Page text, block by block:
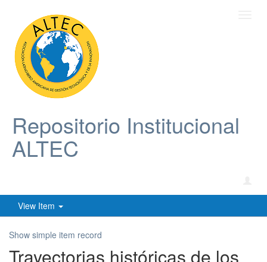
Repositorio Institucional
ALTEC
View Item
Show simple item record
Trayectorias históricas de los